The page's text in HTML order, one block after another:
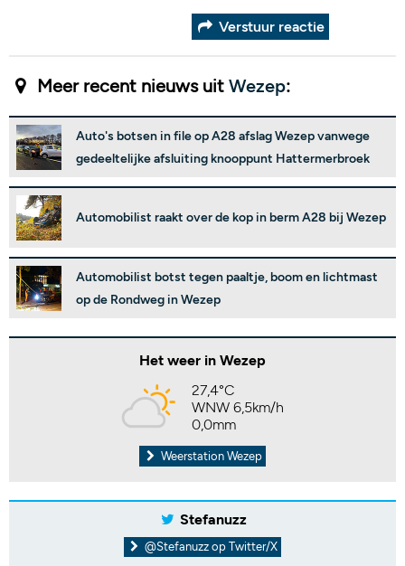
Verstuur reactie
Meer recent nieuws uit Wezep:
Auto's botsen in file op A28 afslag Wezep vanwege
gedeeltelijke afsluiting knooppunt Hattermerbroek
Automobilist raakt over de kop in berm A28 bij Wezep
Automobilist botst tegen paaltje, boom en lichtmast
op de Rondweg in Wezep
Het weer in Wezep
27,4°C
WNW 6,5km/h
0,0mm
Weerstation Wezep
Stefanuzz
@Stefanuzz op Twitter/X